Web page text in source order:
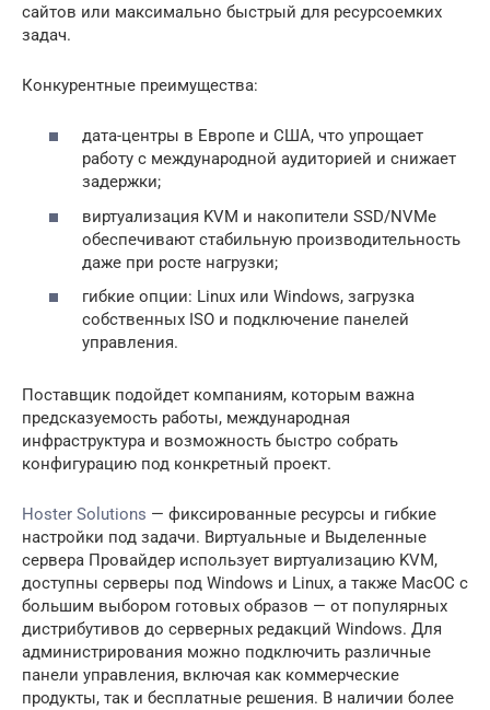
сайтов или максимально быстрый для ресурсоемких
задач.
Конкурентные преимущества:
дата-центры в Европе и США, что упрощает
работу с международной аудиторией и снижает
задержки;
виртуализация KVM и накопители SSD/NVMe
обеспечивают стабильную производительность
даже при росте нагрузки;
гибкие опции: Linux или Windows, загрузка
собственных ISO и подключение панелей
управления.
Поставщик подойдет компаниям, которым важна
предсказуемость работы, международная
инфраструктура и возможность быстро собрать
конфигурацию под конкретный проект.
Hoster Solutions — фиксированные ресурсы и гибкие
настройки под задачи. Виртуальные и Выделенные
сервера Провайдер использует виртуализацию KVM,
доступны серверы под Windows и Linux, а также MacOC с
большим выбором готовых образов — от популярных
дистрибутивов до серверных редакций Windows. Для
администрирования можно подключить различные
панели управления, включая как коммерческие
продукты, так и бесплатные решения. В наличии более